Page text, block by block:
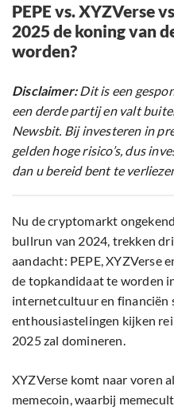
PEPE vs. XYZVerse
2025 de koning van
worden?
Disclaimer:Dit is een
een derde partij en valt
Newsbit. Bij investeren in
gelden hoge risico’s, dus
dan u bereid bent te
Nu de cryptomarkt
bullrun van 2024, trekken
aandacht: PEPE, XYZVerse
de topkandidaat te worden
internetcultuur en financiën
enthousiastelingen kijken
2025 zal domineren.
XYZVerse komt naar voren
memecoin, waarbij